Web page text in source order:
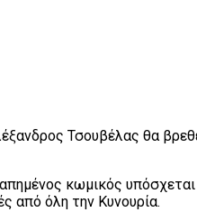
Τσουβέλας θα
κωμικός
από όλη την Κυνουρία.